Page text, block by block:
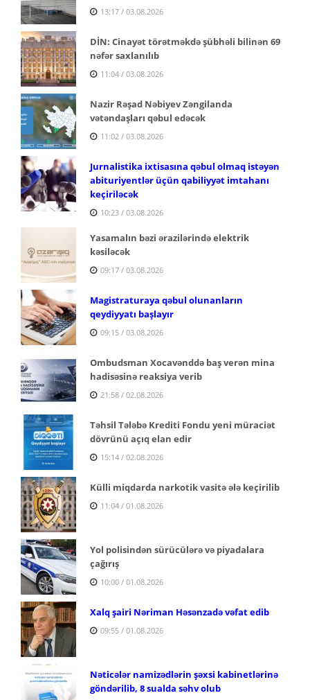
13:17 / 03.08.2026
DİN: Cinayət törətməkdə şübhəli bilinən 69
nəfər saxlanılıb
11:04 / 03.08.2026
Nazir Rəşad Nəbiyev Zəngilanda
vətəndaşları qəbul edəcək
11:02 / 03.08.2026
Jurnalistika ixtisasına qəbul olmaq istəyən
abituriyentlər üçün qabiliyyət imtahanı
keçiriləcək
10:23 / 03.08.2026
Yasamalın bəzi ərazilərində elektrik
kəsiləcək
09:17 / 03.08.2026
Magistraturaya qəbul olunanların
qeydiyyatı başlayır
09:15 / 03.08.2026
Ombudsman Xocavənddə baş verən mina
hadisəsinə reaksiya verib
21:58 / 02.08.2026
Təhsil Tələbə Krediti Fondu yeni müraciət
dövrünü açıq elan edir
15:14 / 02.08.2026
Külli miqdarda narkotik vasitə ələ keçirilib
11:04 / 01.08.2026
Yol polisindən sürücülərə və piyadalara
çağırış
10:00 / 01.08.2026
Xalq şairi Nəriman Həsənzadə vəfat edib
09:55 / 01.08.2026
Nəticələr namizədlərin şəxsi kabinetlərinə
göndərilib, 8 sualda səhv olub